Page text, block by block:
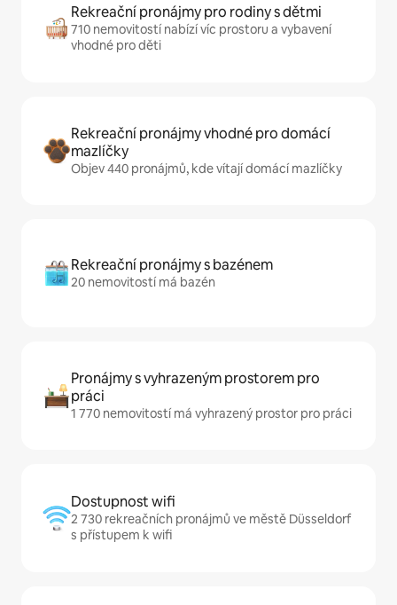
Rekreační pronájmy pro rodiny s dětmi
710 nemovitostí nabízí víc prostoru a vybavení
vhodné pro děti
Rekreační pronájmy vhodné pro domácí
mazlíčky
Objev 440 pronájmů, kde vítají domácí mazlíčky
Rekreační pronájmy s bazénem
20 nemovitostí má bazén
Pronájmy s vyhrazeným prostorem pro
práci
1 770 nemovitostí má vyhrazený prostor pro práci
Dostupnost wifi
2 730 rekreačních pronájmů ve městě Düsseldorf
s přístupem k wifi